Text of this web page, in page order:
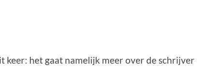
keer: het gaat namelijk meer over de schrijver